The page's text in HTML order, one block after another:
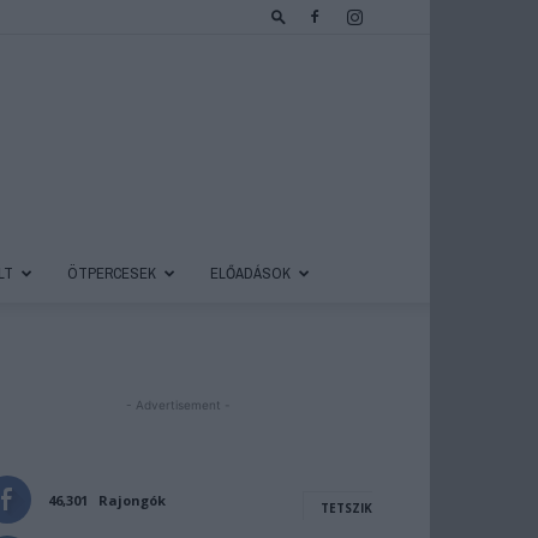
ÖTPERCESEK ELŐADÁSOK
- Advertisement -
46,301 Rajongók TETSZIK